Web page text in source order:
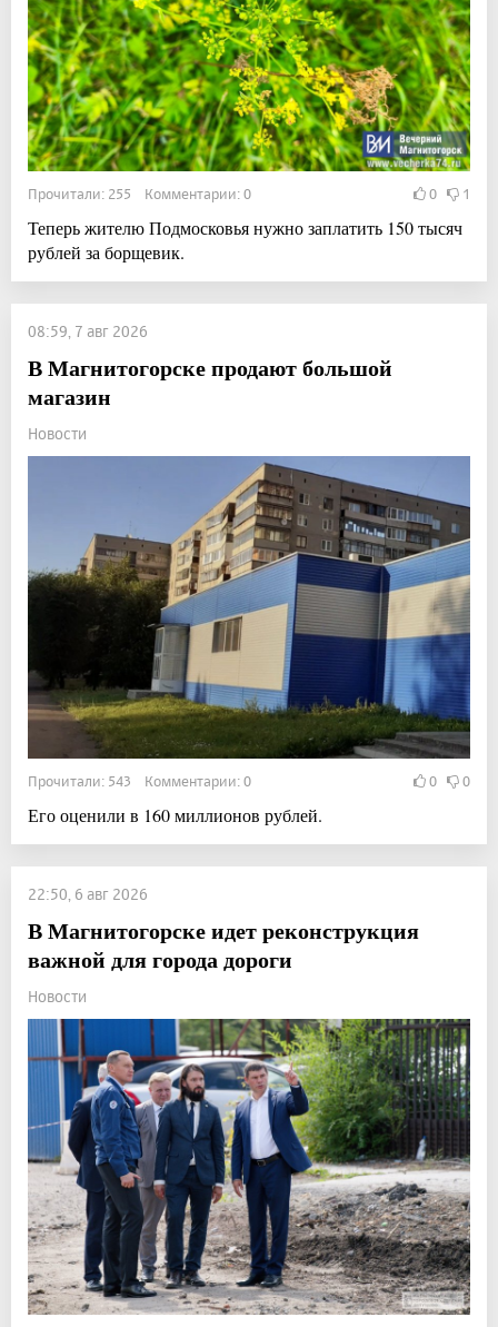
Прочитали: 255 Комментарии: 0 0 1
Теперь жителю Подмосковья нужно заплатить 150 тысяч
рублей за борщевик.
08:59, 7 авг 2026
В Магнитогорске продают большой
магазин
Новости
Прочитали: 543 Комментарии: 0 0 0
Его оценили в 160 миллионов рублей.
22:50, 6 авг 2026
В Магнитогорске идет реконструкция
важной для города дороги
Новости